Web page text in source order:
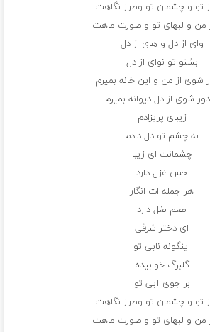
تو و چشمان تو وطرز نگاهت
من و لبهای تو و صورت ماهت
وای از دل و های از دل
بشنو تو نوای از دل
شوی از من و این خانه بمیرم
دور شوی از دل دیوانه بمیرم
زیبای پریزادم
به چشم تو دل دادم
چشمانت ای زیبا
حس غزل دارد
هر جمله ات انگار
طعم بغل دارد
ای دختر شرقی
اینگونه نابی تو
گلبرگ خوابیده
بر جوی آبی تو
تو و چشمان تو وطرز نگاهت
من و لبهای تو و صورت ماهت